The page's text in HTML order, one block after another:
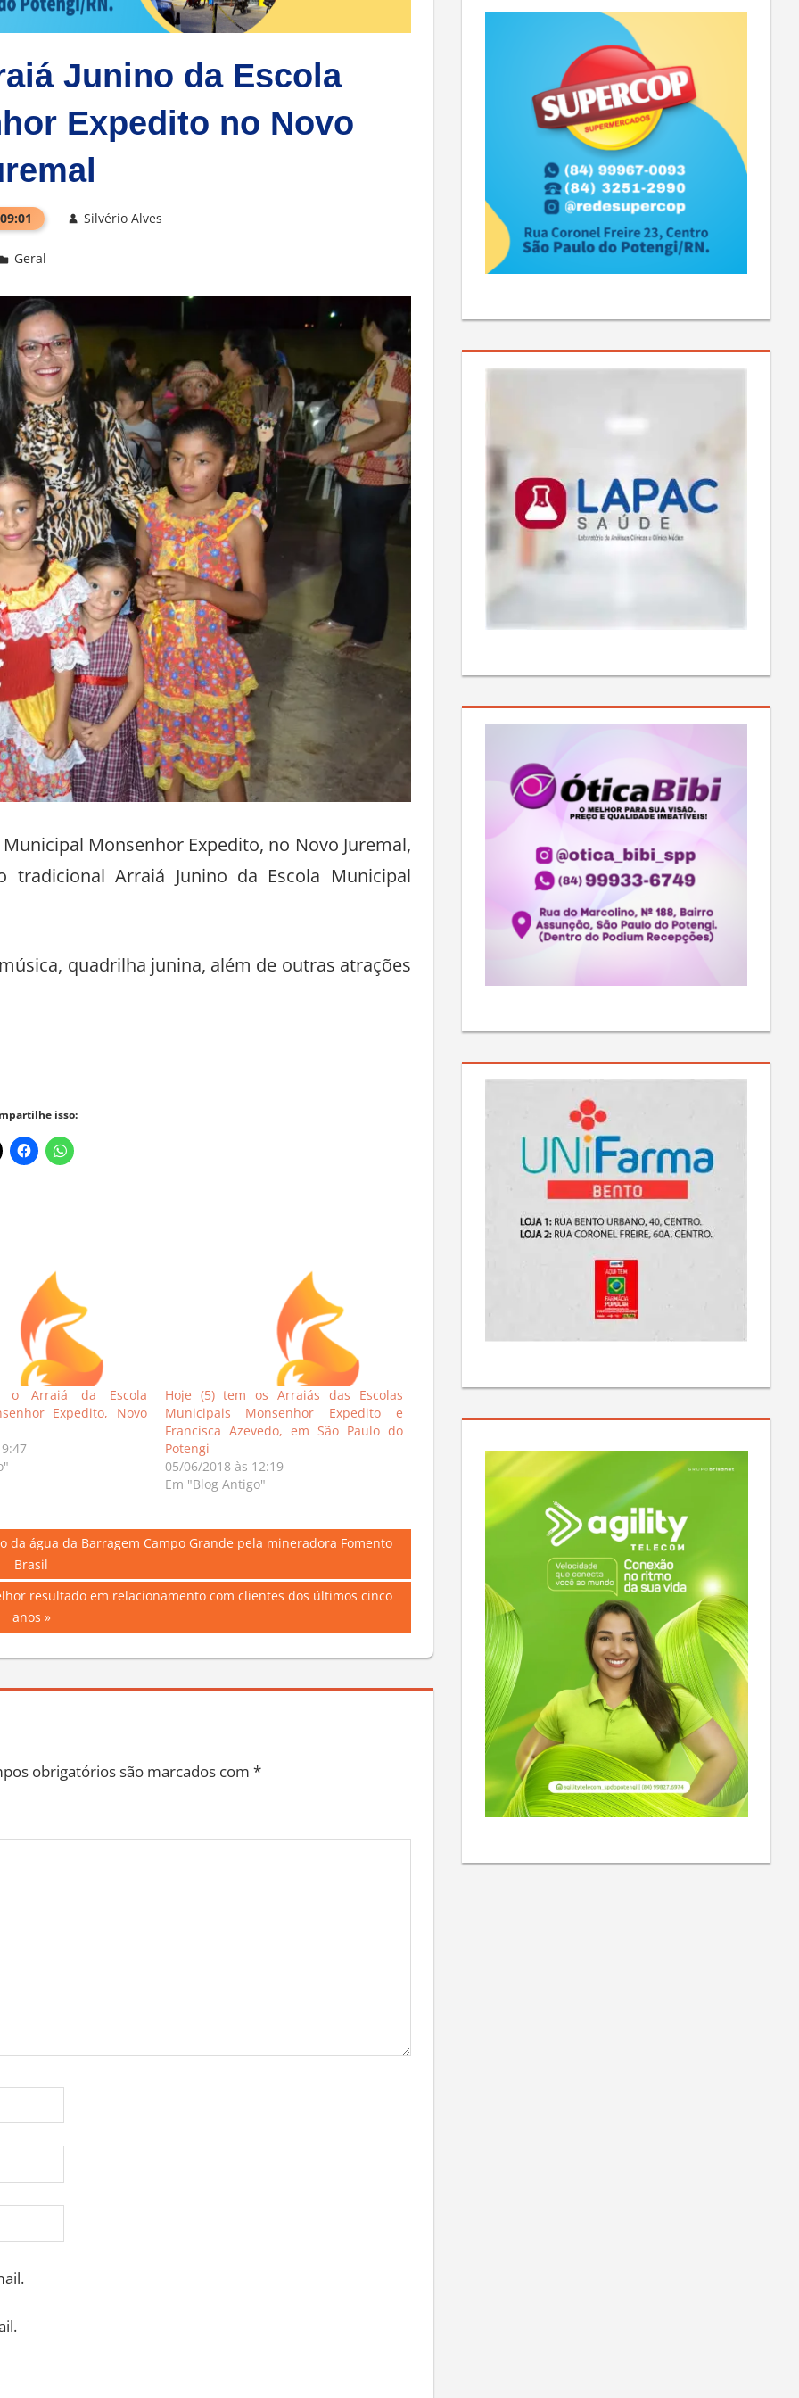
Junino da Escola
Expedito no Novo
Monsenhor Expedito, no Novo Juremal,
Arraiá Junino da Escola Municipal
quadrilha junina, além de outras atrações
isso:
o Arraiá da Escola
Expedito, Novo
Hoje (5) tem os Arraiás das Escolas
Municipais Monsenhor Expedito e
Francisca Azevedo, em São Paulo do
Potengi
05/06/2018 às 12:19
Em "Blog Antigo"
água da Barragem Campo Grande pela mineradora Fomento
Brasil
resultado em relacionamento com clientes dos últimos cinco
obrigatórios são marcados com